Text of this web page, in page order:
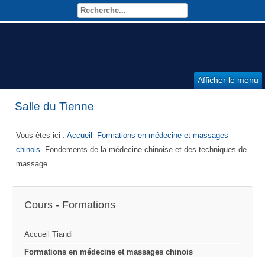
Afficher le menu
Salle du Tienne
Vous êtes ici : Accueil
Formations en médecine et massages
chinois
Fondements de la médecine chinoise et des techniques de
massage
Cours - Formations
Accueil Tiandi
Formations en médecine et massages chinois